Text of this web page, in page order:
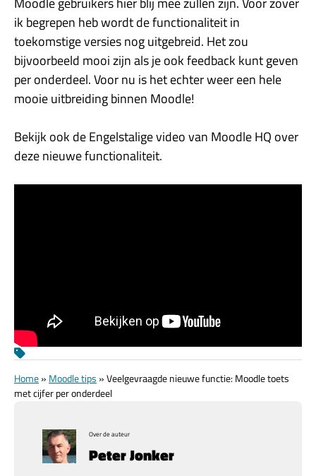
ik begrepen heb wordt de functionaliteit in
toekomstige versies nog uitgebreid. Het zou
bijvoorbeeld mooi zijn als je ook feedback kunt geven
per onderdeel. Voor nu is het echter weer een hele
mooie uitbreiding binnen Moodle!
Bekijk ook de Engelstalige video van Moodle HQ over
deze nieuwe functionaliteit.
Home» Moodle tips »Veelgevraagde nieuwe functie: Moodle toets
met cijfer per onderdeel
Over de auteur
Peter Jonker